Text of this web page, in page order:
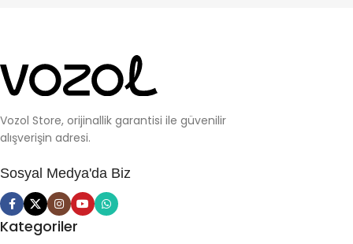
Vozol Store, orijinallik garantisi ile güvenilir
alışverişin adresi.
Sosyal Medya'da Biz
Kategoriler